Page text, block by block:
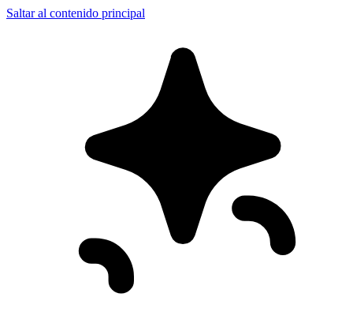
Saltar al contenido principal